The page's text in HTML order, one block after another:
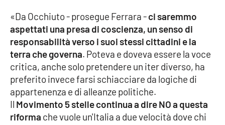
Ilreggino.it
Cosenzachannel.it
Ilvibonese.it
Catanzarochannel.it
«Da Occhiuto - prosegue Ferrara -ci saremmo
aspettati una presa di coscienza, un senso di
responsabilità verso i suoi stessi cittadini e la
terra che governa. Poteva e doveva essere la voce
critica, anche solo pretendere un iter diverso, ha
preferito invece farsi schiacciare da logiche di
appartenenza e di alleanze politiche.
Il Movimento 5 stelle continua a dire NO a questa
riforma che vuole un'Italia a due velocità dove chi